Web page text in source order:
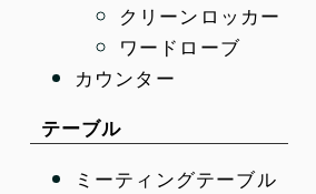
クリーンロッカー
ワードローブ
カウンター
テーブル
ミーティングテーブル